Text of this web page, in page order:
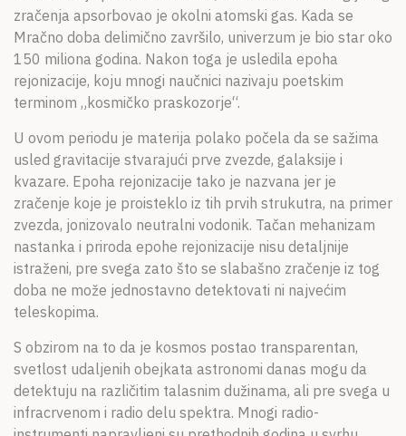
zračenja apsorbovao je okolni atomski gas. Kada se
Mračno doba delimično završilo, univerzum je bio star oko
150 miliona godina. Nakon toga je usledila epoha
rejonizacije, koju mnogi naučnici nazivaju poetskim
terminom „kosmičko praskozorje“.
U ovom periodu je materija polako počela da se sažima
usled gravitacije stvarajući prve zvezde, galaksije i
kvazare. Epoha rejonizacije tako je nazvana jer je
zračenje koje je proisteklo iz tih prvih strukutra, na primer
zvezda, jonizovalo neutralni vodonik. Tačan mehanizam
nastanka i priroda epohe rejonizacije nisu detaljnije
istraženi, pre svega zato što se slabašno zračenje iz tog
doba ne može jednostavno detektovati ni najvećim
teleskopima.
S obzirom na to da je kosmos postao transparentan,
svetlost udaljenih obejkata astronomi danas mogu da
detektuju na različitim talasnim dužinama, ali pre svega u
infracrvenom i radio delu spektra. Mnogi radio-